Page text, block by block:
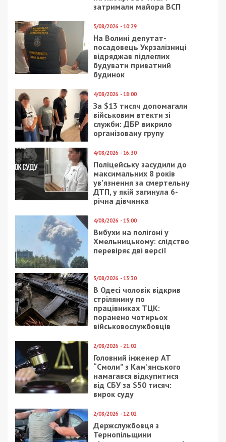
затримали майора ВСП
5/08/2026 - 10:29
На Волині депутат-
посадовець Укрзалізниці
відряджав підлеглих
будувати приватний
будинок
4/08/2026 - 18:00
За $13 тисяч допомагали
військовим втекти зі
служби: ДБР викрило
організовану групу
4/08/2026 - 16:30
Поліцейську засудили до
максимальних 8 років
ув’язнення за смертельну
ДТП, у якій загинула 6-
річна дівчинка
4/08/2026 - 15:00
Вибухи на полігоні у
Хмельницькому: слідство
перевіряє дві версії
3/08/2026 - 13:30
В Одесі чоловік відкрив
стрілянину по
працівниках ТЦК:
поранено чотирьох
військовослужбовців
2/08/2026 - 21:02
Головний інженер АТ
“Смоли” з Кам’янського
намагався відкупитися
від СБУ за $50 тисяч:
вирок суду
2/08/2026 - 12:02
Держслужбовця з
Тернопільщини